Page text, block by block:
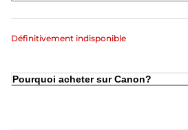
Définitivement indisponible
Pourquoi acheter sur Canon?